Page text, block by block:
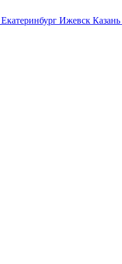
Екатеринбург Ижевск Казань